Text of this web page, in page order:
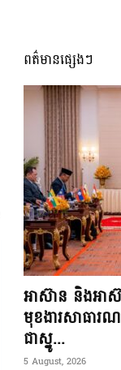
ពត៌មានផ្សេងៗ
អាស៊ាន និងអាស៊ា
មុខងារសាធា
ជាស្នូ...
5 August, 2026